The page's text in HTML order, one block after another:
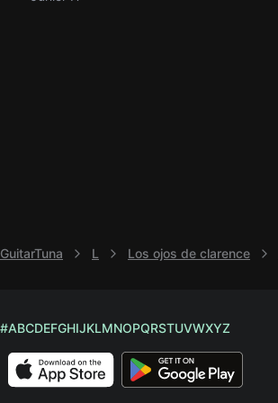
GuitarTuna L Los ojos de clarence
#ABCDEFGHIJKLMNOPQRSTUVWXYZ